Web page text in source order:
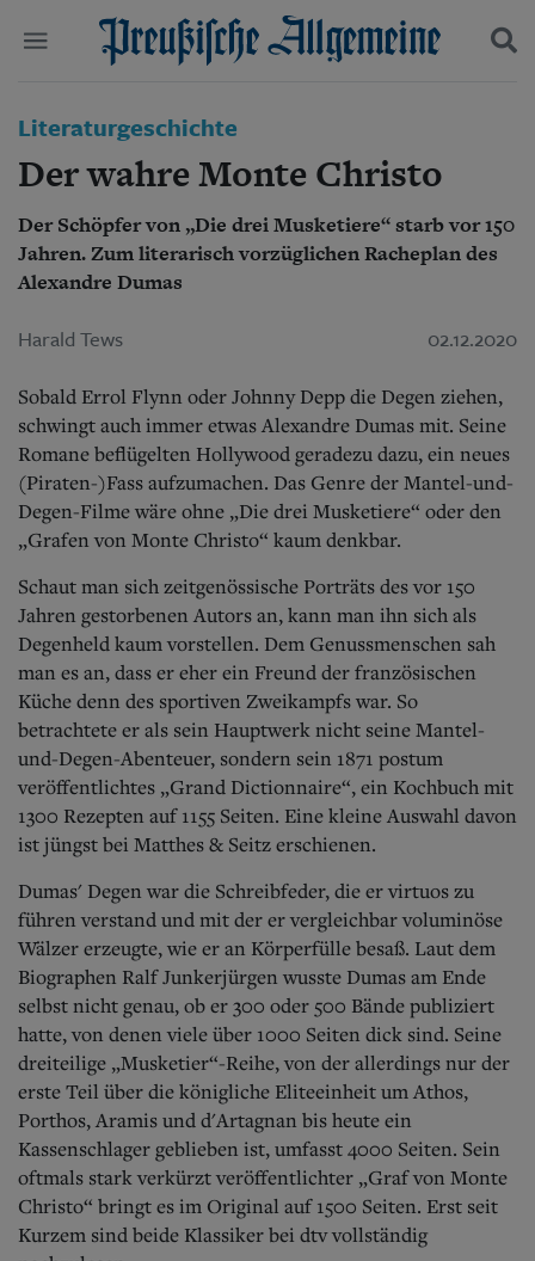
Start
Wer wir sind
Aktuelle Ausgabe
Abonnent werden
Abo Prämien
Archiv
Mediadaten
Wirtschaft
Gesellschaft
Leben
Schlesien
Danzig und Westpreußen
Bücher
Kontakt
Impressum
Datenschutz
Suchen und finden
Literaturgeschichte
Der wahre Monte Christo
Der Schöpfer von „Die drei Musketiere“ starb vor 150
Jahren. Zum literarisch vorzüglichen Racheplan des
Alexandre Dumas
Harald Tews 02.12.2020
Sobald Errol Flynn oder Johnny Depp die Degen ziehen,
schwingt auch immer etwas Alexandre Dumas mit. Seine
Romane beflügelten Hollywood geradezu dazu, ein neues
(Piraten-)Fass aufzumachen. Das Genre der Mantel-und-
Degen-Filme wäre ohne „Die drei Musketiere“ oder den
„Grafen von Monte Christo“ kaum denkbar.
Schaut man sich zeitgenössische Porträts des vor 150
Jahren gestorbenen Autors an, kann man ihn sich als
Degenheld kaum vorstellen. Dem Genussmenschen sah
man es an, dass er eher ein Freund der französischen
Küche denn des sportiven Zweikampfs war. So
betrachtete er als sein Hauptwerk nicht seine Mantel-
und-Degen-Abenteuer, sondern sein 1871 postum
veröffentlichtes „Grand Dictionnaire“, ein Kochbuch mit
1300 Rezepten auf 1155 Seiten. Eine kleine Auswahl davon
ist jüngst bei Matthes & Seitz erschienen.
Dumas' Degen war die Schreibfeder, die er virtuos zu
führen verstand und mit der er vergleichbar voluminöse
Wälzer erzeugte, wie er an Körperfülle besaß. Laut dem
Biographen Ralf Junkerjürgen wusste Dumas am Ende
selbst nicht genau, ob er 300 oder 500 Bände publiziert
hatte, von denen viele über 1000 Seiten dick sind. Seine
dreiteilige „Musketier“-Reihe, von der allerdings nur der
erste Teil über die königliche Eliteeinheit um Athos,
Porthos, Aramis und d'Artagnan bis heute ein
Kassenschlager geblieben ist, umfasst 4000 Seiten. Sein
oftmals stark verkürzt veröffentlichter „Graf von Monte
Christo“ bringt es im Original auf 1500 Seiten. Erst seit
Kurzem sind beide Klassiker bei dtv vollständig